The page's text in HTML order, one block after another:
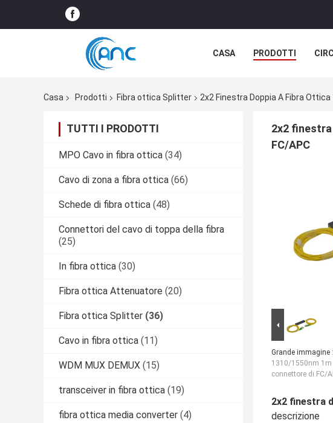
CASA PRODOTTI
Casa Prodotti Fibra ottica Splitter 2x2 Finestra Doppia A Fibra
TUTTI I PRODOTTI
MPO Cavo in fibra ottica (34)
Cavo di zona a fibra ottica (66)
Schede di fibra ottica (48)
Connettori del cavo di toppa della fibra
(25)
In fibra ottica (30)
Fibra ottica Attenuatore (20)
Fibra ottica Splitter (36)
Cavo in fibra ottica (11)
WDM MUX DEMUX (15)
transceiver in fibra ottica (19)
fibra ottica media converter (4)
2x2
FC/APC
Grande immagine :
1310/1550nm 1m
connettore di FC/
2x2 finestra
descrizione